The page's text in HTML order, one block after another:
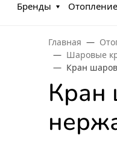
Бренды
Главная
Шаровые
Кран
Кран